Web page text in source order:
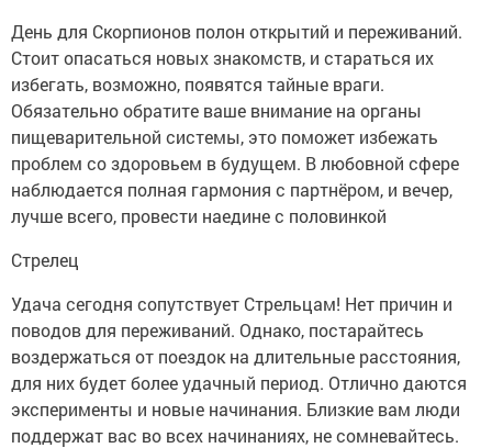
День для Скорпионов полон открытий и переживаний.
Стоит опасаться новых знакомств, и стараться их
избегать, возможно, появятся тайные враги.
Обязательно обратите ваше внимание на органы
пищеварительной системы, это поможет избежать
проблем со здоровьем в будущем. В любовной сфере
наблюдается полная гармония с партнёром, и вечер,
лучше всего, провести наедине с половинкой
Стрелец
Удача сегодня сопутствует Стрельцам! Нет причин и
поводов для переживаний. Однако, постарайтесь
воздержаться от поездок на длительные расстояния,
для них будет более удачный период. Отлично даются
эксперименты и новые начинания. Близкие вам люди
поддержат вас во всех начинаниях, не сомневайтесь.